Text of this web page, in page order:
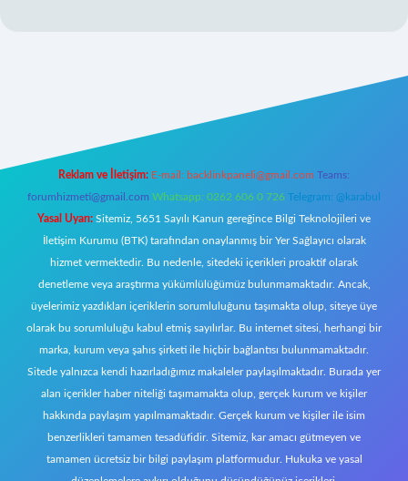
Reklam ve İletişim: E-mail: backlinkpaneli@gmail.com Teams:
forumhizmeti@gmail.com Whatsapp: 0262 606 0 726 Telegram: @karabul
Yasal Uyarı: Sitemiz, 5651 Sayılı Kanun gereğince Bilgi Teknolojileri ve
İletişim Kurumu (BTK) tarafından onaylanmış bir Yer Sağlayıcı olarak
hizmet vermektedir. Bu nedenle, sitedeki içerikleri proaktif olarak
denetleme veya araştırma yükümlülüğümüz bulunmamaktadır. Ancak,
üyelerimiz yazdıkları içeriklerin sorumluluğunu taşımakta olup, siteye üye
olarak bu sorumluluğu kabul etmiş sayılırlar. Bu internet sitesi, herhangi bir
marka, kurum veya şahıs şirketi ile hiçbir bağlantısı bulunmamaktadır.
Sitede yalnızca kendi hazırladığımız makaleler paylaşılmaktadır. Burada yer
alan içerikler haber niteliği taşımamakta olup, gerçek kurum ve kişiler
hakkında paylaşım yapılmamaktadır. Gerçek kurum ve kişiler ile isim
benzerlikleri tamamen tesadüfidir. Sitemiz, kar amacı gütmeyen ve
tamamen ücretsiz bir bilgi paylaşım platformudur. Hukuka ve yasal